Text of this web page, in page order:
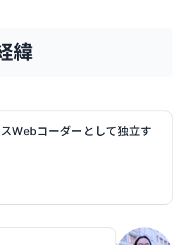
緯
Webコーダーとして独立す